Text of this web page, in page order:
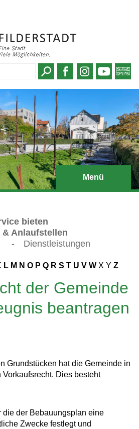
Menü
bieten
Anlaufstellen
- Dienstleistungen
L M N O P Q R S T U V W X Y Z
der Gemeinde
beantragen
Grundstücken hat die Gemeinde in
Dies besteht
die der Bebauungsplan eine
Zwecke festlegt und